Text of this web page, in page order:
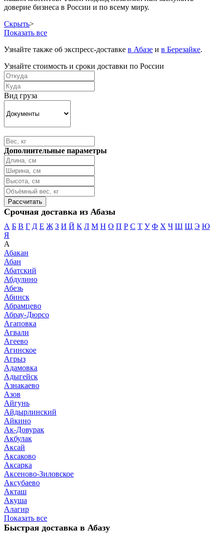
доверие бизнеса в России и по всему миру.
Скрыть>
Показать все
Узнайте также об экспресс-доставке в Абазе и в Березайке.
Узнайте стоимость и сроки доставки по России
Вид груза
Дополнительные параметры
Срочная доставка из Абазы
А Б В Г Д Е Ж З И Й К Л М Н О П Р С Т У Ф Х Ч Ш Щ Э Ю
Я
А
Абакан
Абан
Абатский
Абдулино
Абезь
Абинск
Абрамцево
Абрау-Дюрсо
Агаповка
Агвали
Агеево
Агинское
Агрыз
Адамовка
Адыгейск
Азнакаево
Азов
Айгунь
Айдырлинский
Айкино
Ак-Довурак
Акбулак
Аксай
Аксаково
Аксарка
Аксеново-Зиловское
Аксубаево
Акташ
Акуша
Алагир
Показать все
Быстрая доставка в Абазу